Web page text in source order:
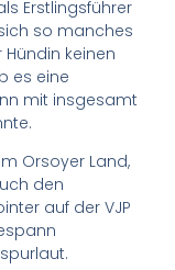
Erstlingsführer
so manches
keinen
es eine
mit insgesamt
Orsoyer Land,
den
auf der VJP